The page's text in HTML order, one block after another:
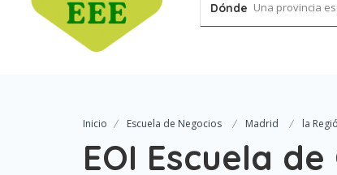
Dónde Una provincia
Inicio Escuela de Negocios Madrid la
EOI Escuela